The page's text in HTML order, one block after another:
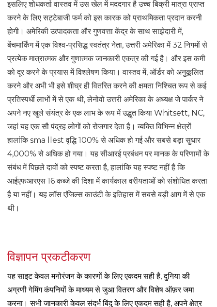
इसलिए शोधकर्ता वास्तव में उस खेल में मददगार है उच्च बिक्री मात्रा प्राप्त
करने के लिए सट्टेबाजी फर्म को इस कारक को प्राथमिकता प्रदान करनी
होगी। अमेरिकी उत्पादकता और गुणवत्ता केंद्र के साथ साझेदारी में,
बेंचमार्किंग में एक विश्व-प्रसिद्ध स्वतंत्र नेता, उत्तरी अमेरिका में 32 निगमों से
प्रत्येक मात्रात्मक और गुणात्मक जानकारी एकत्र की गई है। और इस कमी
को दूर करने के प्रयास में विश्लेषण किया। वास्तव में, ऑर्डर को अनुकूलित
करने और अभी भी इसे शीघ्र ही वितरित करने की क्षमता निश्चित रूप से कई
प्रतिस्पर्धी लाभों में से एक थी, लेनोवो उत्तरी अमेरिका के अध्यक्ष जे पार्कर ने
अपने नए खुले संयंत्र के एक लाभ के रूप में उद्धृत किया Whitsett, NC,
जहां यह एक सौ पंद्रह लोगों को रोजगार देता है। व्यक्ति विभिन्न क्षेत्रों
हालांकि sma llest वृद्धि 100% से अधिक हो गई और सबसे बड़ा सुधार
4,000% से अधिक हो गया। यह सीआरई प्रबंधन पर मानक के परिणामों के
संबंध में पिछले दावों को स्पष्ट करता है, हालांकि यह स्पष्ट नहीं है कि
आईएफआरएस 16 कब्जे की दिशा में कार्यकाल वरीयताओं को संशोधित करता
है या नहीं। यह लॉस एंजिल्स काउंटी के इतिहास में सबसे बड़ी आग में से एक
थी।
विज्ञापन प्रकटीकरण
यह साइट केवल मनोरंजन के कारणों के लिए एकदम सही है, दुनिया की
अग्रणी गेमिंग कंपनियों के माध्यम से जुआ वितरण और विशेष ऑफ़र जमा
करना। सभी जानकारी केवल संदर्भ बिंदु के लिए एकदम सही है, अपने क्षेत्र